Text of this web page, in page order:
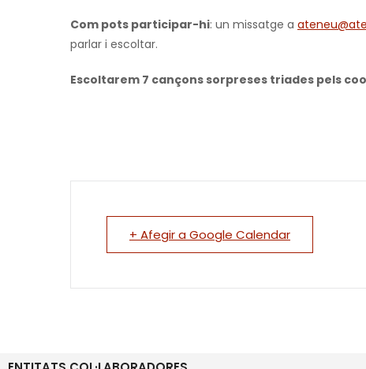
Com pots participar-hi: un missatge a
parlar i escoltar.
Escoltarem 7 cançons sorpreses triades pels
+ Afegir a Google Calendar